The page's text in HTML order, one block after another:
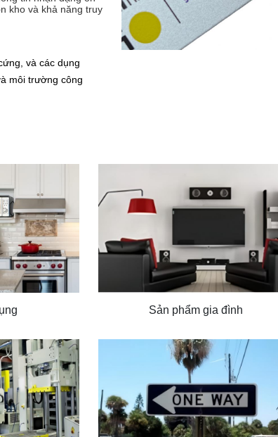
kho và khả năng truy
và các dụng
môi trường công
Sản phẩm gia đình